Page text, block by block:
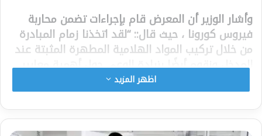
وأشار الوزير أن المعرض قام بإجراءات تضمن محاربة
فيروس كورونا ، حيث قال:: “لقد اتخذنا زمام المبادرة
من خلال تركيب المواد الهلامية المطهرة المثبتة عند
المدخل ونقوم أيضًا بزيادة الوعي حول أهمية معايير
النظافة. . تحقيقا لهذه الغاية ، أشكر نظرائي الأفارقة
ووفودهم الذين أصروا على المشاركة في هذا
المعرض على الرغم من حالات فيروس كورونا المسجلة
في بلدنا
اظهر المزيد